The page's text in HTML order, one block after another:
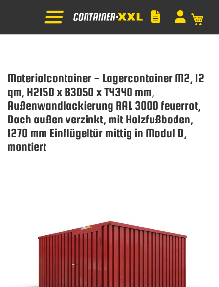
Materialcontainer - Lagercontainer M2, 12
qm, H2150 x B3050 x T4340 mm,
Außenwandlackierung RAL 3000 feuerrot,
Dach außen verzinkt, mit Holzfußboden,
1270 mm Einflügeltür mittig in Modul D,
montiert